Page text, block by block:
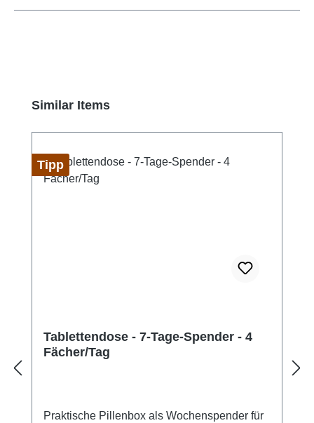
Produktgalerie überspringen
Similar Items
Tipp
Tablettendose - 7-Tage-Spender - 4
Fächer/Tag
Praktische Pillenbox als Wochenspender für